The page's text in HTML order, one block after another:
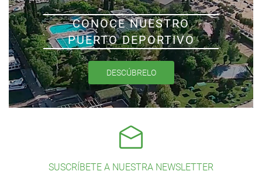
CONOCE NUESTRO
PUERTO DEPORTIVO
DESCÚBRELO
SUSCRÍBETE A NUESTRA NEWSLETTER